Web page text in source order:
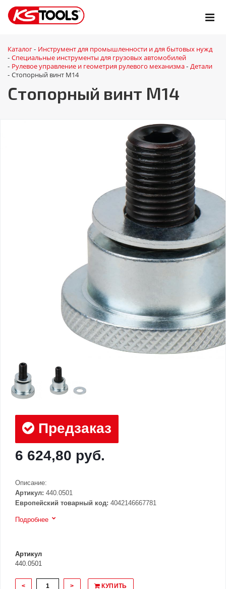
Каталог - Инструмент для промышленности и для бытовых нужд
- Специальные инструменты для грузовых автомобилей
- Рулевое управление и геометрия рулевого механизма - Детали
- Стопорный винт М14
Стопорный винт М14
Предзаказ
6 624,80 руб.
Описание:
Артикул: 440.0501
Европейский товарный код: 4042146667781
Подробнее
Артикул
440.0501
< > КУПИТЬ